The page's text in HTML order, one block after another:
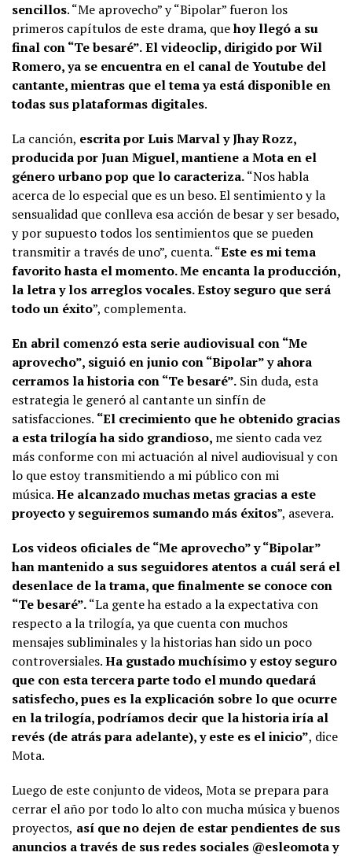
sencillos. “Me aprovecho” y “Bipolar” fueron los
primeros capítulos de este drama, quehoy llegó a su
final con “Te besaré”.El videoclip, dirigido por Wil
Romero, ya se encuentra en el canal de Youtube del
cantante, mientras que el tema ya está disponible en
todas sus plataformas digitales.
La canción, escrita por Luis Marval y Jhay Rozz,
producida por Juan Miguel, mantiene a Mota en el
género urbano pop que lo caracteriza.“Nos habla
acerca de lo especial que es un beso. El sentimiento y la
sensualidad que conlleva esa acción de besar y ser besado,
y por supuesto todos los sentimientos que se pueden
transmitir a través de uno”, cuenta. “Este es mi tema
favorito hasta el momento. Me encanta la producción,
la letra y los arreglos vocales. Estoy seguro que será
todo un éxito”, complementa.
En abril comenzó esta serie audiovisual con “Me
aprovecho”, siguió en junio con “Bipolar” y ahora
cerramos la historia con “Te besaré”. Sin duda, esta
estrategia le generó al cantante un sinfín de
satisfacciones. “El crecimiento que he obtenido gracias
a esta trilogía ha sido grandioso, me siento cada vez
más conforme con mi actuación al nivel audiovisual y con
lo que estoy transmitiendo a mi público con mi
música.He alcanzado muchas metas gracias a este
proyecto y seguiremos sumando más éxitos”, asevera.
Los videos oficiales de “Me aprovecho” y “Bipolar”
han mantenido a sus seguidores atentos a cuál será el
desenlace de la trama, que finalmente se conoce con
“Te besaré”.“La gente ha estado a la expectativa con
respecto a la trilogía, ya que cuenta con muchos
mensajes subliminales y la historias han sido un poco
controversiales.Ha gustado muchísimo y estoy seguro
que con esta tercera parte todo el mundo quedará
satisfecho, pues es la explicación sobre lo que ocurre
en la trilogía, podríamos decir que la historia iría al
revés (de atrás para adelante), y este es el inicio”, dice
Mota.
Luego de este conjunto de videos, Mota se prepara para
cerrar el año por todo lo alto con mucha música y buenos
proyectos, así que no dejen de estar pendientes de sus
anuncios a través de sus redes sociales @esleomota y